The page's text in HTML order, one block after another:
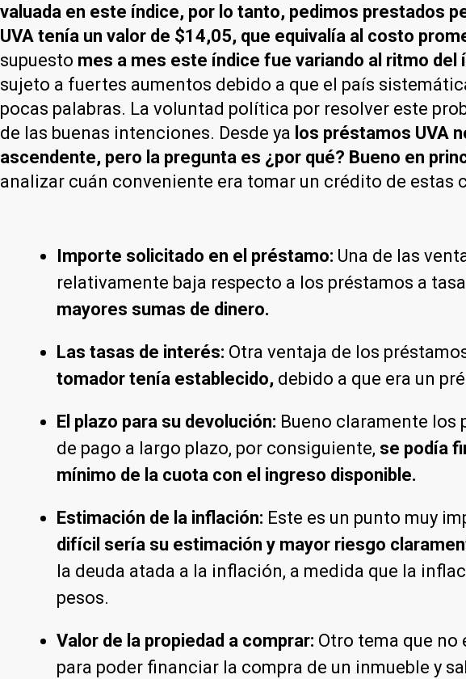
valuada en este índice, por lo tanto, pedimos prestados
UVA tenía un valor de $14,05, que equivalía al costo
supuesto mes a mes este índice fue variando al ritmo del
sujeto a fuertes aumentos debido a que el país
pocas palabras. La voluntad política por resolver este
de las buenas intenciones. Desde ya los préstamos UVA
ascendente, pero la pregunta es ¿por qué? Bueno en
analizar cuán conveniente era tomar un crédito de estas
Importe solicitado en el préstamo: Una de las
relativamente baja respecto a los préstamos a
mayores sumas de dinero.
Las tasas de interés: Otra ventaja de los
tomador tenía establecido, debido a que era un
El plazo para su devolución: Bueno claramente
de pago a largo plazo, por consiguiente, se podía
mínimo de la cuota con el ingreso disponible.
Estimación de la inflación: Este es un punto muy
difícil sería su estimación y mayor riesgo
la deuda atada a la inflación, a medida que la
pesos.
Valor de la propiedad a comprar: Otro tema que no
para poder financiar la compra de un inmueble y